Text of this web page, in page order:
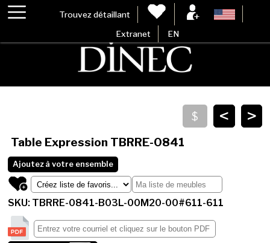
Trouvez détaillant
Extranet EN
>
<
Table Expression TBRRE-0841
Ajoutez à votre ensemble
SKU: TBRRE-0841-B03L-00M20-00#611-611